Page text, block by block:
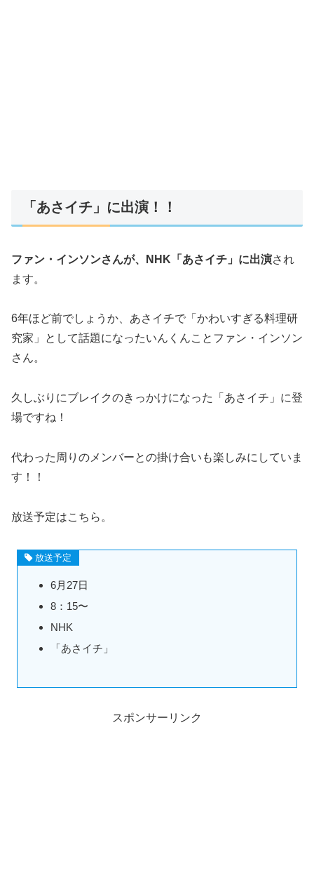
「あさイチ」に出演！！
ファン・インソンさんが、NHK「あさイチ」に出演され
ます。
6年ほど前でしょうか、あさイチで「かわいすぎる料理研
究家」として話題になったいんくんことファン・インソン
さん。
久しぶりにブレイクのきっかけになった「あさイチ」に登
場ですね！
代わった周りのメンバーとの掛け合いも楽しみにしていま
す！！
放送予定はこちら。
放送予定
6月27日
8：15〜
NHK
「あさイチ」
スポンサーリンク